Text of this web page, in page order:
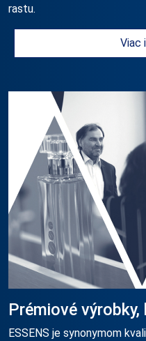
rastu.
Viac
Prémiové
ESSENS je synonymom